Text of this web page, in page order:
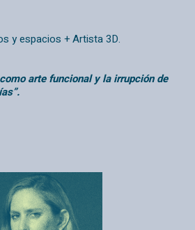
y espacios + Artista 3D.
arte funcional y la irrupción de